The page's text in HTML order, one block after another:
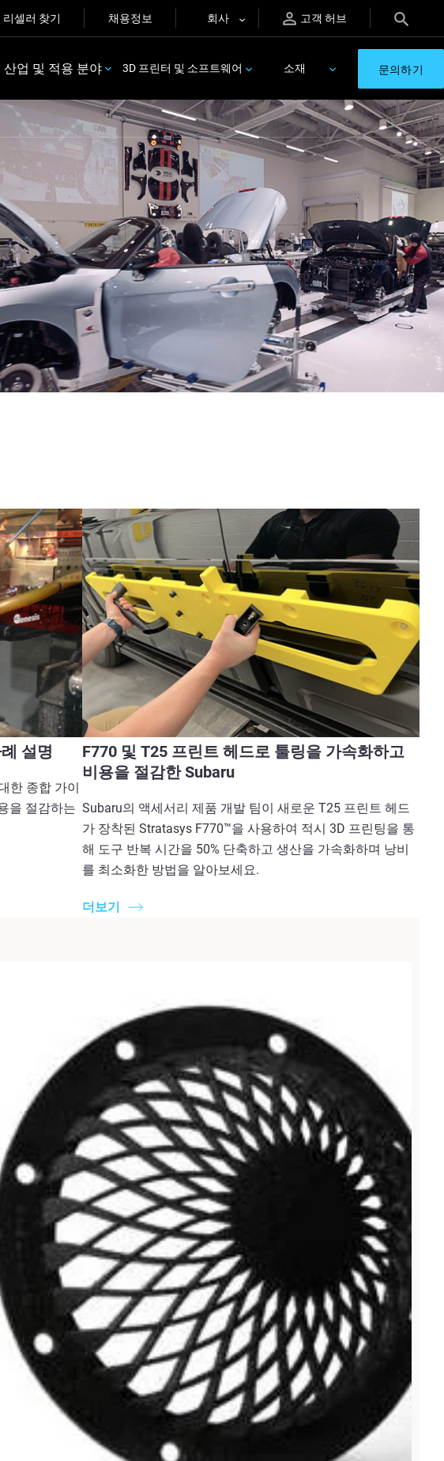
리셀러 찾기 채용정보 회사 고객 허브
산업 및 적용 분야 3D 프린터 및 소프트웨어 소재 문의하기
설명
한 종합 가이
을 절감하는
F770 및 T25 프린트 헤드로 툴링을 가속화하고
비용을 절감한 Subaru
Subaru의 액세서리 제품 개발 팀이 새로운 T25 프린트 헤드
가 장착된 Stratasys F770™을 사용하여 적시 3D 프린팅을 통
해 도구 반복 시간을 50% 단축하고 생산을 가속화하며 낭비
를 최소화한 방법을 알아보세요.
더보기